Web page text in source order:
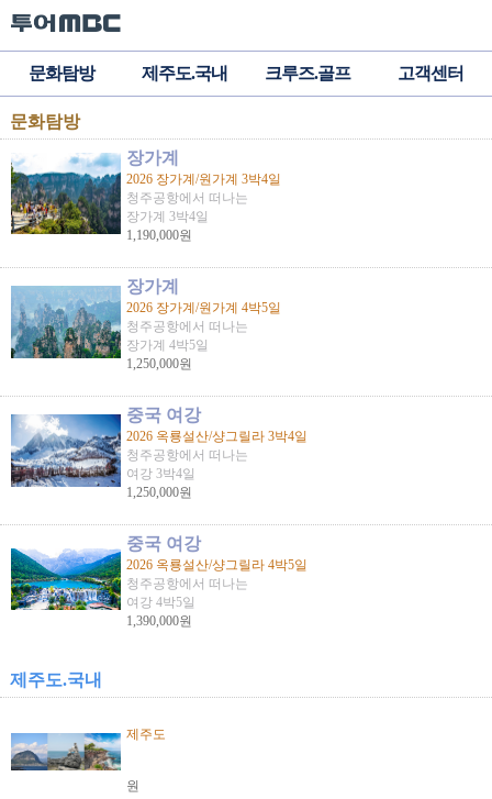
문화탐방 제주도.국내 크루즈.골프 고객센터
문화탐방
장가계
2026 장가계/원가계 3박4일
청주공항에서 떠나는
장가계 3박4일
1,190,000원
장가계
2026 장가계/원가계 4박5일
청주공항에서 떠나는
장가계 4박5일
1,250,000원
중국 여강
2026 옥룡설산/샹그릴라 3박4일
청주공항에서 떠나는
여강 3박4일
1,250,000원
중국 여강
2026 옥룡설산/샹그릴라 4박5일
청주공항에서 떠나는
여강 4박5일
1,390,000원
제주도.국내
제주도
원